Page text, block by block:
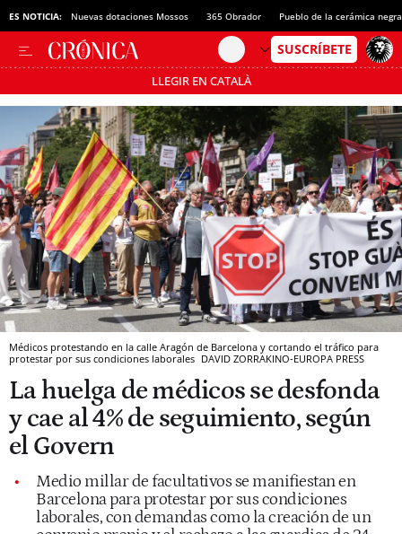
ES NOTICIA:
DO Cava Nuevas dotaciones Mossos 365 Obrador Pueblo de la cerámica negra
LLEGIR EN CATALÀ
Pásate al MODO AHORRO
Médicos protestando en la calle Aragón de Barcelona y cortando el tráfico para
protestar por sus condiciones laborales DAVID ZORRAKINO-EUROPA PRESS
La huelga de médicos se desfonda
y cae al 4% de seguimiento, según
el Govern
Medio millar de facultativos se manifiestan en
Barcelona para protestar por sus condiciones
laborales, con demandas como la creación de un